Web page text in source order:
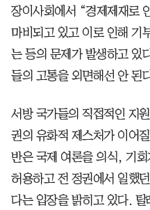
장이사회에서 “경제제재로
마비되고 있고 이로 인해 기
는 등의 문제가 발생하고 있
들의 고통을 외면해선 안 된
서방 국가들의 직접적인 지
권의 유화적 제스처가 이어
반은 국제 여론을 의식, 기
허용하고 전 정권에서 일했
다는 입장을 밝히고 있다.